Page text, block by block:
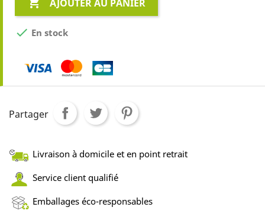
AJOUTER AU PANIER
 En stock
Partager
Livraison à domicile et en point retrait
Service client qualifié
Emballages éco-responsables